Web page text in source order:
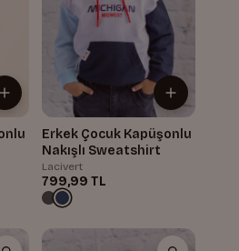
Erkek Çocuk Kapüşonlu
Nakışlı Sweatshirt
Lacivert
799,99 TL